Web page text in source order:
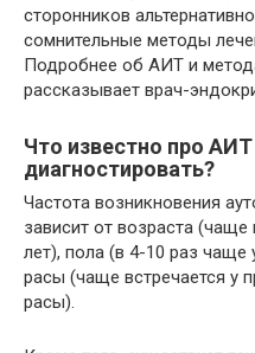
сторонников
сомнительные методы
Подробнее об АИТ и
рассказывает врач-
Что известно про АИТ
диагностировать?
Частота возникновения
зависит от возраста (чаще
лет), пола (в 4-10 раз
расы (чаще встречается у
расы).